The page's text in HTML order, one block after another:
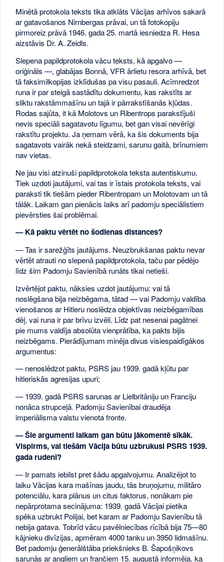
Minētā protokola teksts tika atklāts Vācijas arhīvos sakarā
ar gatavošanos Nirnbergas prāvai, un tā fotokopiju
pirmoreiz prāvā 1946. gada 25. martā iesniedza R. Hesa
aizstāvis Dr. A. Zeidls.
Slepena papildprotokola vācu teksts, kā apgalvo —
oriģināls —, glabājas Bonnā, VFR ārlietu resora arhīvā, bet
tā faksimilkopijas izklīdušas pa visu pasauli. Acīmredzot
runa ir par steigā sastādītu dokumentu, kas rakstīts ar
sliktu rakstāmmašīnu un tajā ir pārrakstīšanās kļūdas.
Rodas sajūta, it kā Molotovs un Ribentrops parakstījuši
nevis speciāli sagatavotu līgumu, bet gan visai nevērīgi
rakstītu projektu. Ja ņemam vērā, ka šis dokuments bija
sagatavots vairāk nekā steidzami, sarunu gaitā, brīnumiem
nav vietas.
Ne jau visi atzinuši papildprotokola teksta autentiskumu.
Tiek uzdoti jautājumi, vai tas ir īstais protokola teksts, vai
paraksti tik tiešām pieder Ribentropam un Molotovam un tā
tālāk. Laikam gan pienācis laiks arī padomju speciālistiem
pievērsties šai problēmai.
— Kā paktu vērtēt no šodienas distances?
— Tas ir sarežģīts jautājums. Neuzbrukšanas paktu nevar
vērtēt atrauti no slepenā papildprotokola, taču par pēdējo
līdz šim Padomju Savienībā runāts tikai netieši.
Izvērtējot paktu, nāksies uzdot jautājumu: vai tā
noslēgšana bija neizbēgama, tātad — vai Padomju valdība
vienošanos ar Hitleru noslēdza objektīvas neizbēgamības
dēļ, vai runa ir par brīvu izvēli. Līdz pat nesenai pagātnei
pie mums valdīja absolūta vienprātība, ka pakts bijis
neizbēgams. Pierādījumam minēja divus visiespaidīgākos
argumentus:
— nenoslēdzot paktu, PSRS jau 1939. gadā kļūtu par
hitleriskās agresijas upuri;
— 1939. gadā PSRS sarunas ar Lielbritāniju un Franciju
nonāca strupceļā. Padomju Savienībai draudēja
imperiālisma valstu vienota fronte.
— Šie argumenti laikam gan būtu jākomentē sīkāk.
Vispirms, vai tiešām Vācija būtu uzbrukusi PSRS 1939.
gada rudenī?
— Ir pamats iebilst pret šādu apgalvojumu. Analizējot to
laiku Vācijas kara mašīnas jaudu, tās bruņojumu, militāro
potenciālu, kara plānus un citus faktorus, nonākam pie
nepārprotama secinājuma: 1939. gadā Vācijai pietika
spēka uzbrukt Polijai, bet karam ar Padomju Savienību tā
nebija gatava. Tobrīd vācu pavēlniecības rīcībā bija 75—80
kājnieku divīzijas, apmēram 4000 tanku un 3950 lidmašīnu.
Bet padomju ģenerālštāba priekšnieks B. Šapošņikovs
sarunās ar angļiem un frančiem 15. augustā informēja, ka